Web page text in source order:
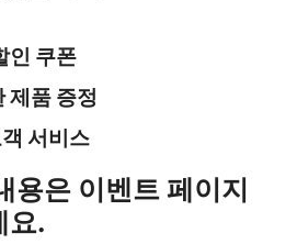
인 쿠폰
제품 증정
서비스
용은 이벤트 페이지
요.